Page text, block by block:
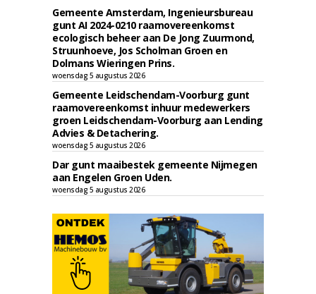
Gemeente Amsterdam, Ingenieursbureau
gunt AI 2024-0210 raamovereenkomst
ecologisch beheer aan De Jong Zuurmond,
Struunhoeve, Jos Scholman Groen en
Dolmans Wieringen Prins.
woensdag 5 augustus 2026
Gemeente Leidschendam-Voorburg gunt
raamovereenkomst inhuur medewerkers
groen Leidschendam-Voorburg aan Lending
Advies & Detachering.
woensdag 5 augustus 2026
Dar gunt maaibestek gemeente Nijmegen
aan Engelen Groen Uden.
woensdag 5 augustus 2026